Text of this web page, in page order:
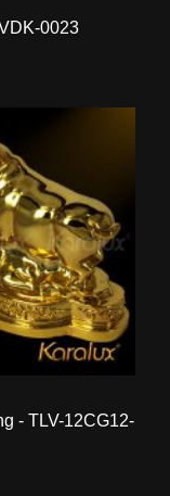
0023
- TLV-12CG12-